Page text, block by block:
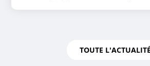
TOUTE L'ACTUALITÉ